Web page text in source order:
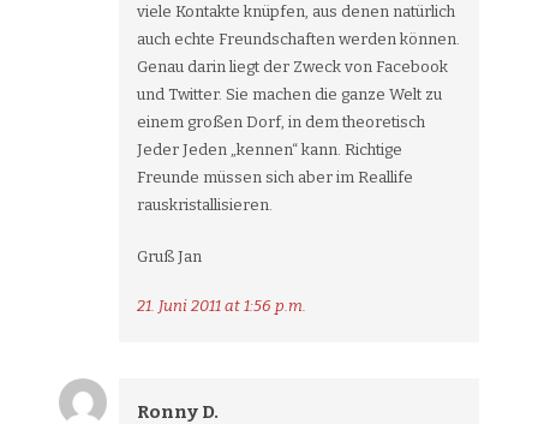
viele Kontakte knüpfen, aus denen natürlich
auch echte Freundschaften werden können.
Genau darin liegt der Zweck von Facebook
und Twitter. Sie machen die ganze Welt zu
einem großen Dorf, in dem theoretisch
Jeder Jeden „kennen“ kann. Richtige
Freunde müssen sich aber im Reallife
rauskristallisieren.
Gruß Jan
21. Juni 2011 at 1:56 p.m.
Ronny D.